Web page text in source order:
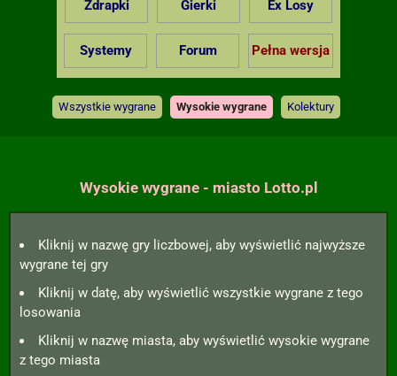
Zdrapki Gierki Ex Losy
Systemy Forum Pełna wersja
Wszystkie wygrane Wysokie wygrane Kolektury
Wysokie wygrane - miasto Lotto.pl
Kliknij w nazwę gry liczbowej, aby wyświetlić najwyższe
wygrane tej gry
Kliknij w datę, aby wyświetlić wszystkie wygrane z tego
losowania
Kliknij w nazwę miasta, aby wyświetlić wysokie wygrane
z tego miasta